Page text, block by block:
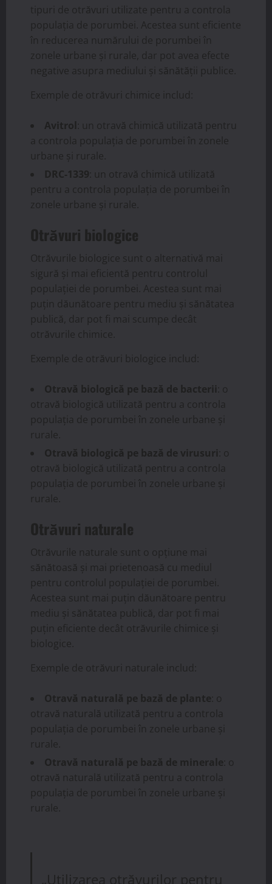
tipuri de otrăvuri utilizate pentru a controla
populația de porumbei. Acestea sunt eficiente
în reducerea numărului de porumbei în
zonele urbane și rurale, dar pot avea efecte
negative asupra mediului și sănătății publice.
Exemple de otrăvuri chimice includ:
Avitrol : un otravă chimică utilizată pentru
a controla populația de porumbei în zonele
urbane și rurale.
DRC-1339 : un otravă chimică utilizată
pentru a controla populația de porumbei în
zonele urbane și rurale.
Otrăvuri biologice
Otrăvurile biologice sunt o alternativă mai
sigură și mai eficientă pentru controlul
populației de porumbei. Acestea sunt mai
puțin dăunătoare pentru mediu și sănătatea
publică, dar pot fi mai scumpe decât
otrăvurile chimice.
Exemple de otrăvuri biologice includ:
Otravă biologică pe bază de bacterii : o
otravă biologică utilizată pentru a controla
populația de porumbei în zonele urbane și
rurale.
Otravă biologică pe bază de virusuri : o
otravă biologică utilizată pentru a controla
populația de porumbei în zonele urbane și
rurale.
Otrăvuri naturale
Otrăvurile naturale sunt o opțiune mai
sănătoasă și mai prietenoasă cu mediul
pentru controlul populației de porumbei.
Acestea sunt mai puțin dăunătoare pentru
mediu și sănătatea publică, dar pot fi mai
puțin eficiente decât otrăvurile chimice și
biologice.
Exemple de otrăvuri naturale includ:
Otravă naturală pe bază de plante : o
otravă naturală utilizată pentru a controla
populația de porumbei în zonele urbane și
rurale.
Otravă naturală pe bază de minerale : o
otravă naturală utilizată pentru a controla
populația de porumbei în zonele urbane și
rurale.
„Utilizarea otrăvurilor pentru